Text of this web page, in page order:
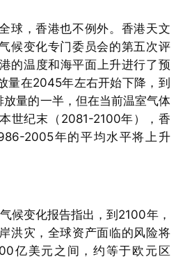
球，香港也不例外。香港天文
候变化专门委员会的第五次评
的温度和海平面上升进行了预
量在2045年左右开始下降，到
量的一半，但在当前温室气体
世纪末（2081-2100年），香
2005年的平均水平将上升
候变化报告指出，到2100年，
洪灾，全球资产面临的风险将
亿美元之间，约等于欧元区